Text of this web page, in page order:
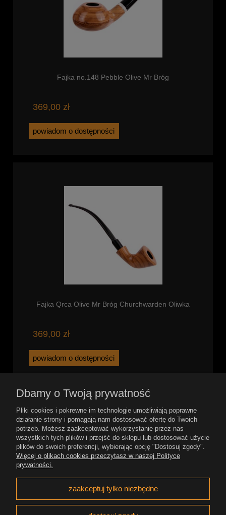
Fajka no.148 Pebble Olive Mr Bróg
369,00 zł
powiadom o dostępności
Fajka Qrca Olive Mr Bróg Churchwarden Oliwka
369,00 zł
powiadom o dostępności
Pomoc
Płatność i dostawa
Moje konto
Gwarancja i zwroty
Dbamy o Twoją prywatność
Pliki cookies i pokrewne im technologie umożliwiają poprawne
działanie strony i pomagają nam dostosować ofertę do Twoich
potrzeb. Możesz zaakceptować wykorzystanie przez nas
wszystkich tych plików i przejść do sklepu lub dostosować użycie
plików do swoich preferencji, wybierając opcję "Dostosuj zgody".
Więcej o plikach cookies przeczytasz w naszej Polityce
prywatności.
zaakceptuj tylko niezbędne